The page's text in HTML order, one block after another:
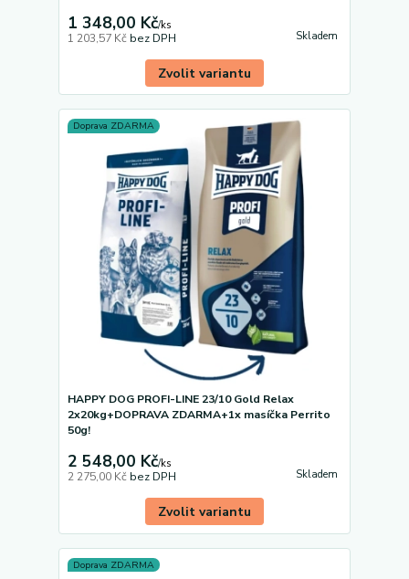
1 348,00 Kč/ks
1 203,57 Kč bez DPH Skladem
Zvolit variantu
Doprava ZDARMA
HAPPY DOG PROFI-LINE 23/10 Gold Relax
2x20kg+DOPRAVA ZDARMA+1x masíčka Perrito
50g!
2 548,00 Kč/ks
2 275,00 Kč bez DPH Skladem
Zvolit variantu
Doprava ZDARMA